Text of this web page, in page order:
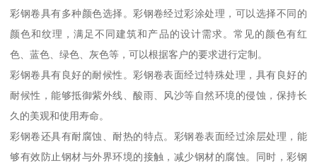
彩钢卷具有多种颜色选择。彩钢卷经过彩涂处理，可以选择不同的
颜色和纹理，满足不同建筑和产品的设计需求。常见的颜色有红
色、蓝色、绿色、灰色等，可以根据客户的要求进行定制。
彩钢卷具有良好的耐候性。彩钢卷表面经过特殊处理，具有良好的
耐候性，能够抵御紫外线、酸雨、风沙等自然环境的侵蚀，保持长
久的美观和使用寿命。
彩钢卷还具有耐腐蚀、耐热的特点。彩钢卷表面经过涂层处理，能
够有效防止钢材与外界环境的接触，减少钢材的腐蚀。同时，彩钢